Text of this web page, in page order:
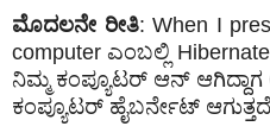
ಮೊದಲನೇ ರೀತಿ: When I
computer ಎಂಬಲ್ಲಿ
ನಿಮ್ಮ ಕಂಪ್ಯೂಟರ್‌ ಆನ್‌ ಆಗಿದ್ದಾಗ
ಕಂಪ್ಯೂಟರ್‌ ಹೈಬರ್ನೇಟ್‌